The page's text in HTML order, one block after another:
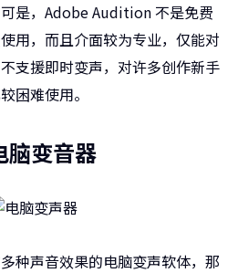
是，Adobe Audition 不是免费
用，而且介面较为专业，仅能对
支援即时变声，对许多创作新手
困难使用。
变音器
种声音效果的电脑变声软体，那